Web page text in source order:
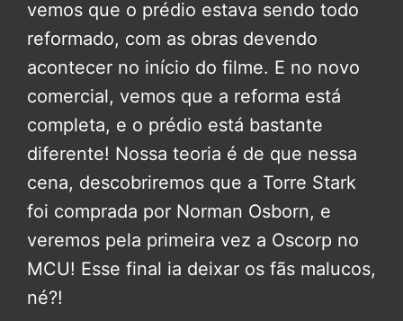
vemos que o prédio estava sendo todo
reformado, com as obras devendo
acontecer no início do filme. E no novo
comercial, vemos que a reforma está
completa, e o prédio está bastante
diferente! Nossa teoria é de que nessa
cena, descobriremos que a Torre Stark
foi comprada por Norman Osborn, e
veremos pela primeira vez a Oscorp no
MCU! Esse final ia deixar os fãs malucos,
né?!